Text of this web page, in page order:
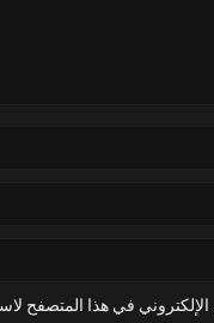
في هذا المتصفح